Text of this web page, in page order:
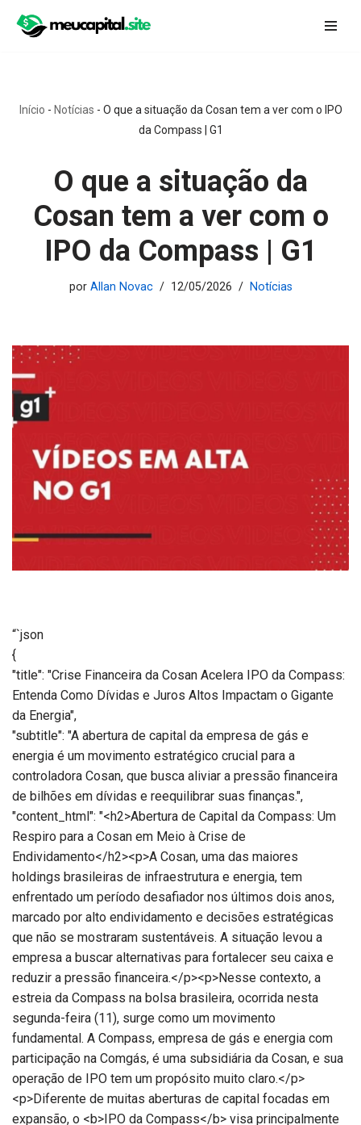
conteúdo
Início - Notícias - O que a situação da Cosan tem a ver com o IPO
da Compass | G1
O que a situação da
Cosan tem a ver com o
IPO da Compass | G1
por Allan Novac 12/05/2026 Notícias
“`json
{
"title": "Crise Financeira da Cosan Acelera IPO da Compass:
Entenda Como Dívidas e Juros Altos Impactam o Gigante
da Energia",
"subtitle": "A abertura de capital da empresa de gás e
energia é um movimento estratégico crucial para a
controladora Cosan, que busca aliviar a pressão financeira
de bilhões em dívidas e reequilibrar suas finanças.",
"content_html": "<h2>Abertura de Capital da Compass: Um
Respiro para a Cosan em Meio à Crise de
Endividamento</h2><p>A Cosan, uma das maiores
holdings brasileiras de infraestrutura e energia, tem
enfrentado um período desafiador nos últimos dois anos,
marcado por alto endividamento e decisões estratégicas
que não se mostraram sustentáveis. A situação levou a
empresa a buscar alternativas para fortalecer seu caixa e
reduzir a pressão financeira.</p><p>Nesse contexto, a
estreia da Compass na bolsa brasileira, ocorrida nesta
segunda-feira (11), surge como um movimento
fundamental. A Compass, empresa de gás e energia com
participação na Comgás, é uma subsidiária da Cosan, e sua
operação de IPO tem um propósito muito claro.</p>
<p>Diferente de muitas aberturas de capital focadas em
expansão, o <b>IPO da Compass</b> visa principalmente